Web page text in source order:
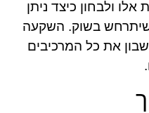
ולבחון כיצד ניתן
שיתרחש בשוק. השקעה
את כל המרכיבים